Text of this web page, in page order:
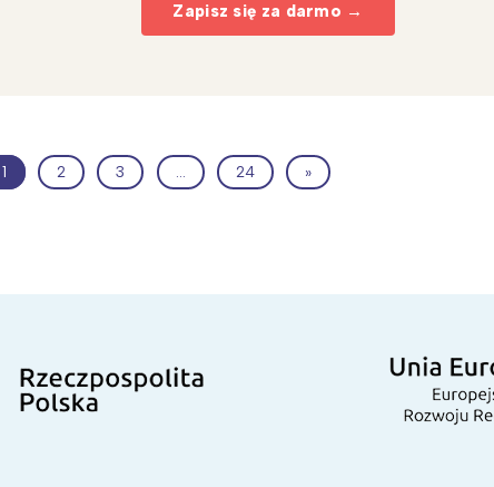
Zapisz się za darmo →
1 2 3 … 24 »